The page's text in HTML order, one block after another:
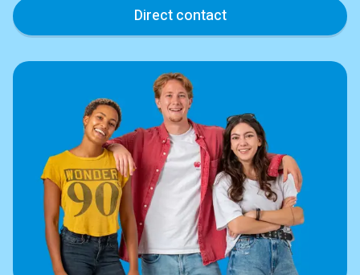
Direct contact